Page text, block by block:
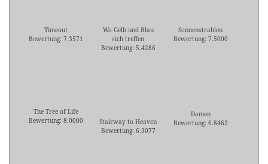
Timeout
Bewertung: 7.3571
Wo Gelb und Blau
sich treffen
Bewertung: 5.4286
Sonnenstrahlen
Bewertung: 7.5000
The Tree of Life
Bewertung: 8.0000
Stairway to Heaven
Bewertung: 6.3077
Damen
Bewertung: 6.8462